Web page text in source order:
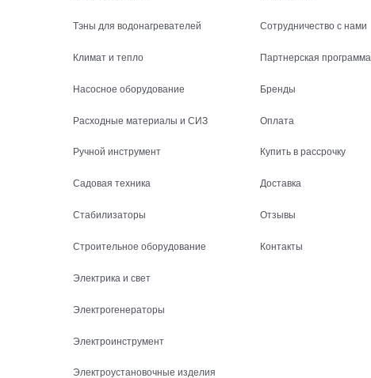
Тэны для водонагревателей
Климат и тепло
Насосное оборудование
Расходные материалы и СИЗ
Ручной инструмент
Садовая техника
Стабилизаторы
Строительное оборудование
Электрика и свет
Электрогенераторы
Электроинструмент
Электроустановочные изделия
Сотрудничество с нами
Партнерская программа
Бренды
Оплата
Купить в рассрочку
Доставка
Отзывы
Контакты